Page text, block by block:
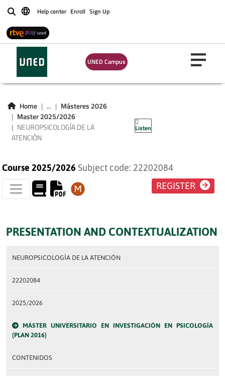
BuscarHelp center Enroll Sign Up
UNED Campus
Home ...
Másteres 2026
Master 2025/2026
NEUROPSICOLOGÍA DE LA
ATENCIÓN
Listen
NEUROPSICOLOGÍA
DE LA ATENCIÓN
Course 2025/2026 Subject code: 22202084
REGISTER
PRESENTATION AND CONTEXTUALIZATION
NEUROPSICOLOGÍA DE LA ATENCIÓN
22202084
2025/2026
MÁSTER UNIVERSITARIO EN INVESTIGACIÓN EN PSICOLOGÍA
(PLAN 2016)
CONTENIDOS